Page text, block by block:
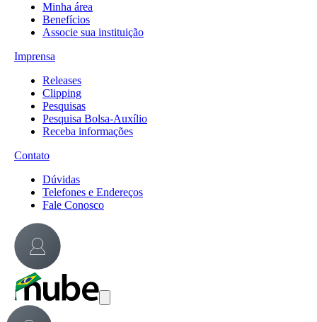
Minha área
Benefícios
Associe sua instituição
Imprensa
Releases
Clipping
Pesquisas
Pesquisa Bolsa-Auxílio
Receba informações
Contato
Dúvidas
Telefones e Endereços
Fale Conosco